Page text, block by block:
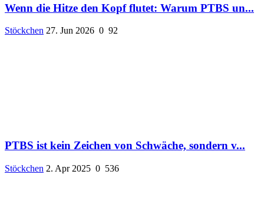
Wenn die Hitze den Kopf flutet: Warum PTBS un...
Stöckchen 27. Jun 2026 0 92
PTBS ist kein Zeichen von Schwäche, sondern v...
Stöckchen 2. Apr 2025 0 536